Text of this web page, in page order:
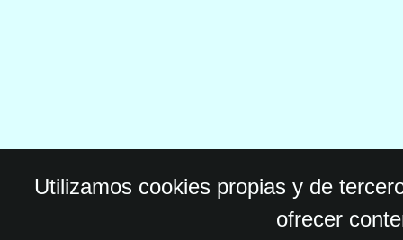
Utilizamos cookies propias y de
ofrecer